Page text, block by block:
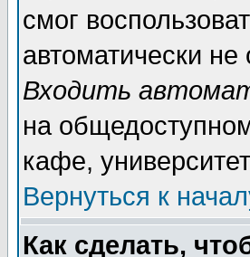
смог
автоматически
Входить
на
кафе,
Вернуться к
Как сделать,